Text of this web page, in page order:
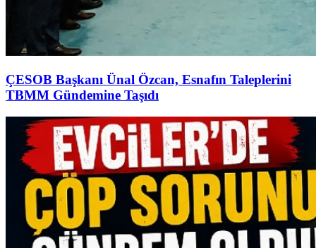
ÇESOB Başkanı Ünal Özcan, Esnafın Taleplerini
TBMM Gündemine Taşıdı